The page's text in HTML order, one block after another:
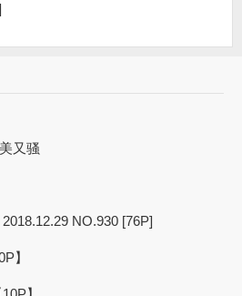
又骚
NO.930 [76P]
】